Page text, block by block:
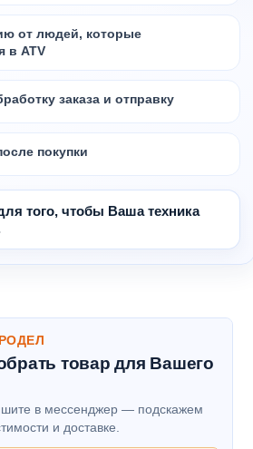
от людей, которые
в ATV
заказа и отправку
покупки
того, чтобы Ваша техника
товар для Вашего
в мессенджер — подскажем
и доставке.